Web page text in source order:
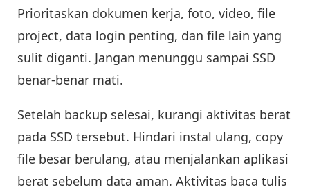
Prioritaskan dokumen kerja, foto, video, file
project, data login penting, dan file lain yang
sulit diganti. Jangan menunggu sampai SSD
benar-benar mati.
Setelah backup selesai, kurangi aktivitas berat
pada SSD tersebut. Hindari instal ulang, copy
file besar berulang, atau menjalankan aplikasi
berat sebelum data aman. Aktivitas baca tulis